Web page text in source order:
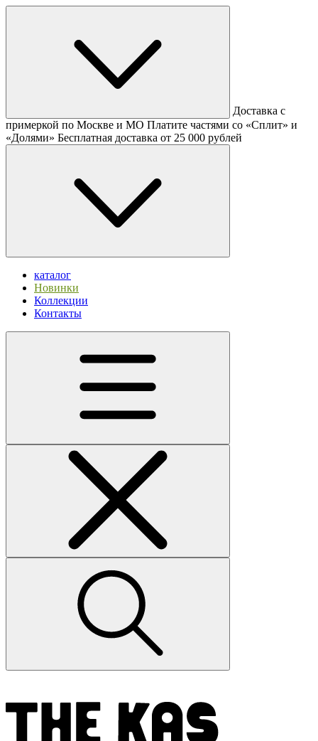
Доставка с
примеркой по Москве и МО Платите частями со «Сплит» и
«Долями» Бесплатная доставка от 25 000 рублей
каталог
Новинки
Коллекции
Контакты